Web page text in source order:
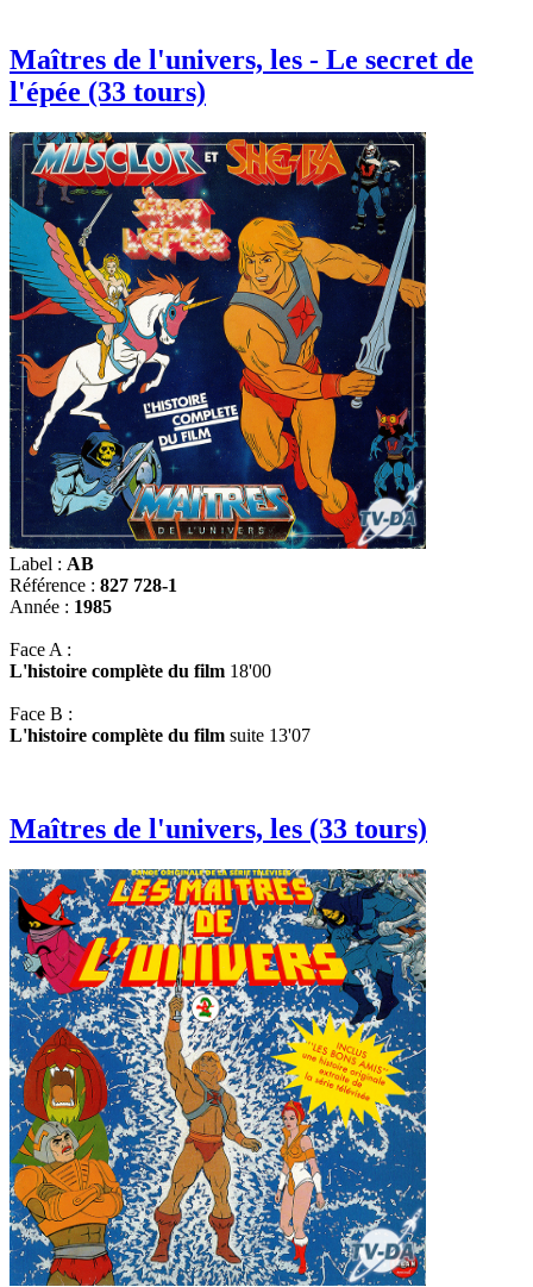
Maîtres de l'univers, les - Le secret de
l'épée (33 tours)
Label : AB
Référence : 827 728-1
Année : 1985
Face A :
L'histoire complète du film 18'00
Face B :
L'histoire complète du film suite 13'07
Maîtres de l'univers, les (33 tours)